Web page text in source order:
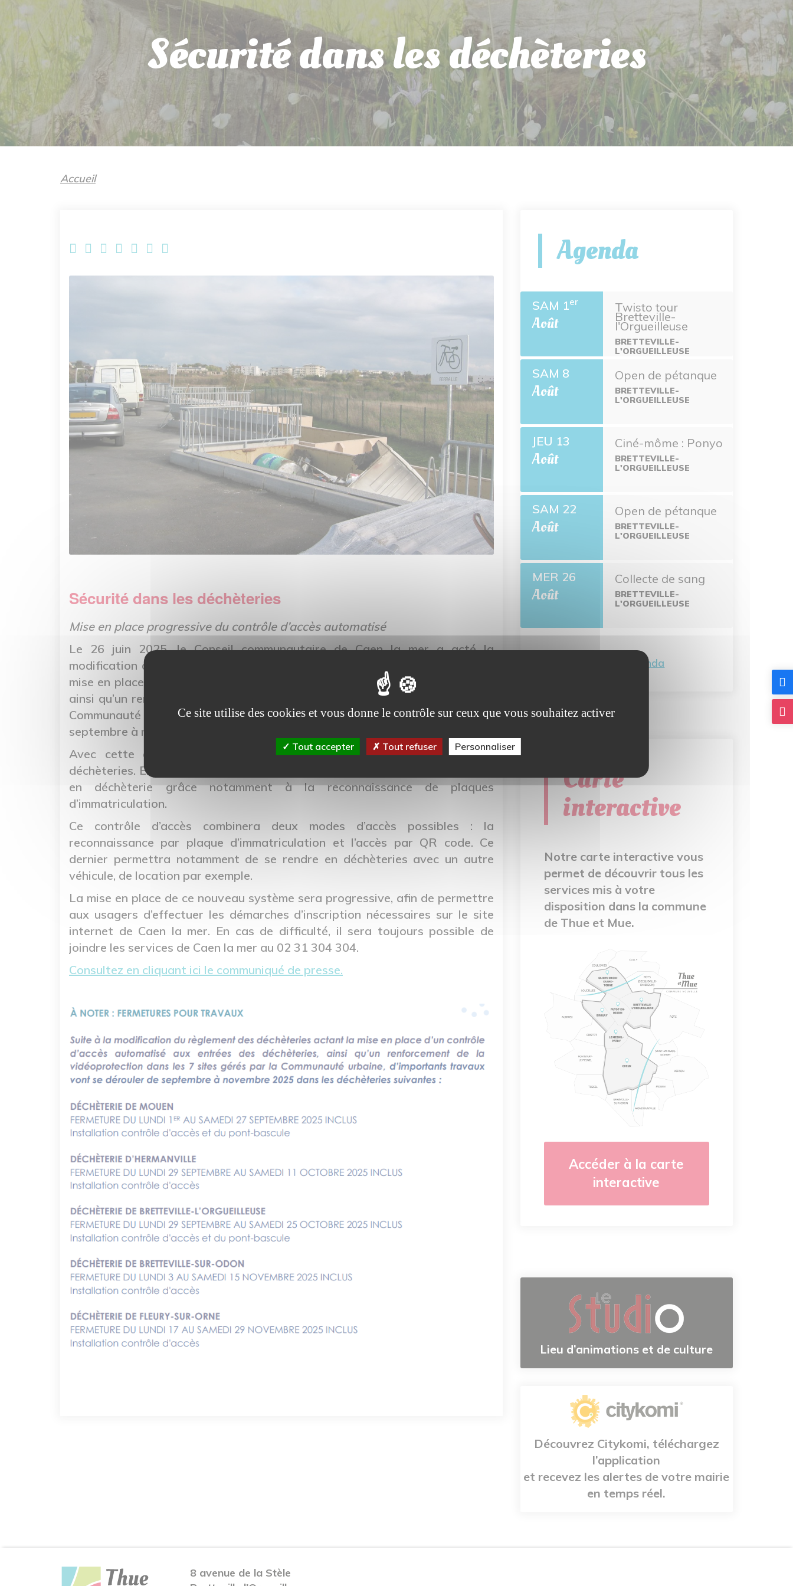
Sécurité dans les déchèteries
Accueil
Sécurité dans les déchèteries
Mise en place progressive du contrôle d’accès automatisé
Le 26 juin 2025, le Conseil communautaire de Caen la mer a acté la
modification du règlement des déchèteries par délibération, en faveur de la
mise en place d’un contrôle d’accès automatisé aux entrées des déchèteries,
ainsi qu’un renforcement de la vidéoprotection dans les 7 sites gérés par la
Communauté urbaine. Pour ce faire, d’importants travaux vont se dérouler de
septembre à novembre 2025 dans les déchèteries.
Avec cette évolution technique, Caen la mer modernise les accès en
déchèteries. En effet, ce nouveau système simplifiera et fluidifiera le passage
en déchèterie grâce notamment à la reconnaissance de plaques
d’immatriculation.
Ce contrôle d’accès combinera deux modes d’accès possibles : la
reconnaissance par plaque d’immatriculation et l’accès par QR code. Ce
dernier permettra notamment de se rendre en déchèteries avec un autre
véhicule, de location par exemple.
La mise en place de ce nouveau système sera progressive, afin de permettre
aux usagers d’effectuer les démarches d’inscription nécessaires sur le site
internet de Caen la mer. En cas de difficulté, il sera toujours possible de
joindre les services de Caen la mer au 02 31 304 304.
Consultez en cliquant ici le communiqué de presse.
Image
Agenda
SAM 1er
Août
Twisto tour
Bretteville-
l'Orgueilleuse
BRETTEVILLE-
L'ORGUEILLEUSE
SAM 8
Août
Open de pétanque
BRETTEVILLE-
L'ORGUEILLEUSE
JEU 13
Août
Ciné-môme : Ponyo
BRETTEVILLE-
L'ORGUEILLEUSE
SAM 22
Août
Open de pétanque
BRETTEVILLE-
L'ORGUEILLEUSE
MER 26
Août
Collecte de sang
BRETTEVILLE-
L'ORGUEILLEUSE
Tout l'agenda
Carte
interactive
Notre carte interactive vous
permet de découvrir tous les
services mis à votre
disposition dans la commune
de Thue et Mue.
Accéder à la carte
interactive
Lieu d’animations et de culture
Découvrez Citykomi, téléchargez
l’application
et recevez les alertes de votre mairie
en temps réel.
8 avenue de la Stèle
Ce site utilise des cookies et vous donne le contrôle sur ceux que vous souhaitez activer
Tout accepter Tout refuser Personnaliser